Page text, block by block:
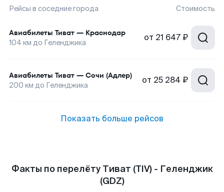
Рейсы в соседние города Стоимость
Авиабилеты Тиват — Краснодар
104 км до Геленджика от 21 647 ₽
Авиабилеты Тиват — Сочи (Адлер)
200 км до Геленджика от 25 284 ₽
Показать больше рейсов
Факты по перелёту Тиват (TIV) - Геленджик
(GDZ)